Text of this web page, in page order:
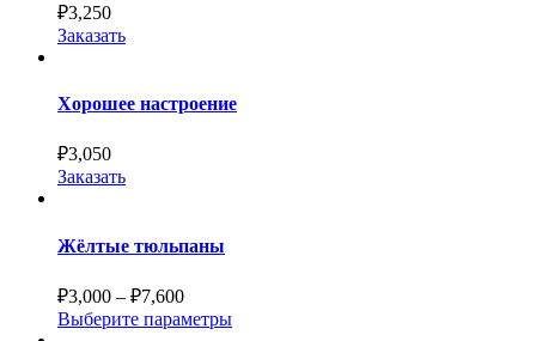
₽3,250
Заказать
Хорошее настроение
₽3,050
Заказать
Жёлтые тюльпаны
₽3,000 – ₽7,600
Выберите параметры